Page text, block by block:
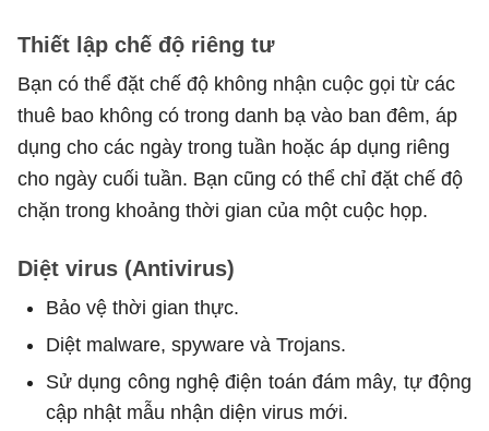
Thiết lập chế độ riêng tư
Bạn có thể đặt chế độ không nhận cuộc gọi từ các
thuê bao không có trong danh bạ vào ban đêm, áp
dụng cho các ngày trong tuần hoặc áp dụng riêng
cho ngày cuối tuần. Bạn cũng có thể chỉ đặt chế độ
chặn trong khoảng thời gian của một cuộc họp.
Diệt virus (Antivirus)
Bảo vệ thời gian thực.
Diệt malware, spyware và Trojans.
Sử dụng công nghệ điện toán đám mây, tự động
cập nhật mẫu nhận diện virus mới.